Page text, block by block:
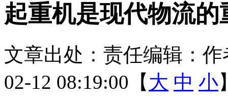
起重机是现代物流的
文章出处： 责任编辑： 作
02-12 08:19:00【 大 中 小